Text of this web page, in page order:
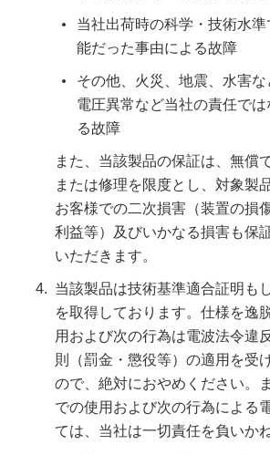
当社出荷時の科学・技術水
能だった事由による故障
その他、火災、地震、水害
電圧異常など当社の責任で
る故障
また、当該製品の保証は、無償
または修理を限度とし、対象製
お客様での二次損害（装置の損
利益等）及びいかなる損害も保
いただきます。
当該製品は技術基準適合証明も
を取得しております。仕様を逸
用および次の行為は電波法令違
則（罰金・懲役等）の適用を受
ので、絶対におやめください。
での使用および次の行為による
ては、当社は一切責任を負いか